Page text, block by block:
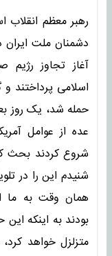
رهبر معظم انقلاب
دشمنان ملت
آغاز تجاوز رژیم‌
اسلامی پرداختند
حمله شد، یک روز
عده از عوامل
شروع کردند بحث
شنیدم این را در
همان وقت به ما
بودند به اینکه
متزلزل خواهد